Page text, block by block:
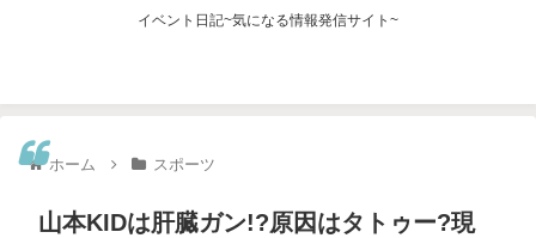
イベント日記~気になる情報発信サイト~
ホーム スポーツ
山本KIDは肝臓ガン!?原因はタトゥー?現